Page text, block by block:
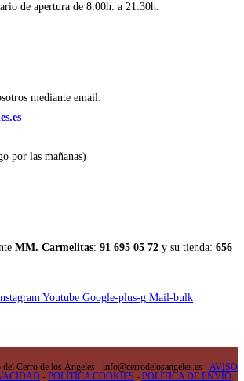
de apertura de 8:00h. a 21:30h.
mediante email:
por las mañanas)
MM. Carmelitas: 91 695 05 72 y su tienda: 656
Youtube Google-plus-g Mail-bulk
Cerro de los Ángeles - info@cerrodelosangeles.es -AVISO
- POLÍTICA COOKIES - POLÍTICA DE ENVÍO,